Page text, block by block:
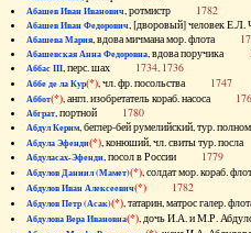
Абашев Иван Иванович, ротмистр 1782
Абашев Иван Федорович, [дворовый] человек
Абашева Мария, вдова мичмана мор. флота
Абашевская Анна Федоровна, вдова поручика
Аббас III, перс. шах 1734, 1736
Аббе де ла Кур(*), чл. фр. посольства 1747
Аббот(*), англ. изобретатель кораб. насоса
Абграт, портной 1780
Абдул Керим, беглер-бей румелийский, тур.
Абдула Эфенди(*), конюший, чл. свиты тур.
Абдуласах-Эфенди, посол в России 1779
Абдулов Даниил (Мамет)(*), солдат мор. кораб.
Абдулов Иван Алексеевич(*) 1782
Абдулов Петр (Асак)(*), татарин, матрос галер.
Абдулова Вера Ивановна(*), дочь И.А. и М.Р.